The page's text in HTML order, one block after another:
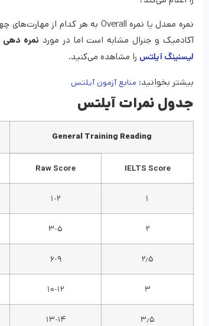
آکادمیک و جنرال مشابه است اما در مورد نمره دهی
لیسنینگ آیلتس را مشاهده می‌کنید.
بیشتر بخوانید: منابع آزمون آیلتس
جدول نمرات آیلتس
General Training Reading
IELTS Score
Raw Score
۱ ۱-۲
۲ ۳-۵
۲٫۵ ۶-۹
۳ ۱۰-۱۲
۳٫۵ ۱۳-۱۴